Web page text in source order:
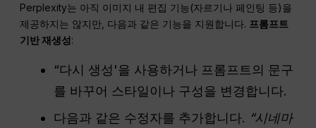
Perplexity는 아직 이미지 내 편집 기능(자르기나 페인팅 등)을
제공하지는 않지만, 다음과 같은 기능을 지원합니다. 프롬프트
기반 재생성:
“다시 생성'을 사용하거나 프롬프트의 문구
를 바꾸어 스타일이나 구성을 변경합니다.
다음과 같은 수정자를 추가합니다. “시네마